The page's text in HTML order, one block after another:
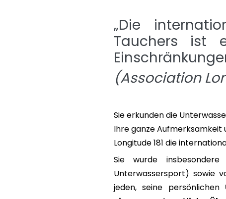
„Die
Tauchers ist
(Association
Sie erkunden die
Ihre ganze Aufmerksamkeit
Longitude 181 die
Sie wurde
Unterwassersport) sowie
jeden, seine persönlichen